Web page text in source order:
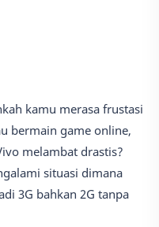
kamu merasa frustasi
bermain game online,
melambat drastis?
situasi dimana
3G bahkan 2G tanpa